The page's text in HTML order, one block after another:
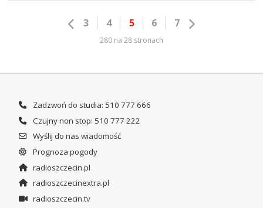
3 4 5 6 7
280 na 28 stronach
Zadzwoń do studia: 510 777 666
Czujny non stop: 510 777 222
Wyślij do nas wiadomość
Prognoza pogody
radioszczecin.pl
radioszczecinextra.pl
radioszczecin.tv